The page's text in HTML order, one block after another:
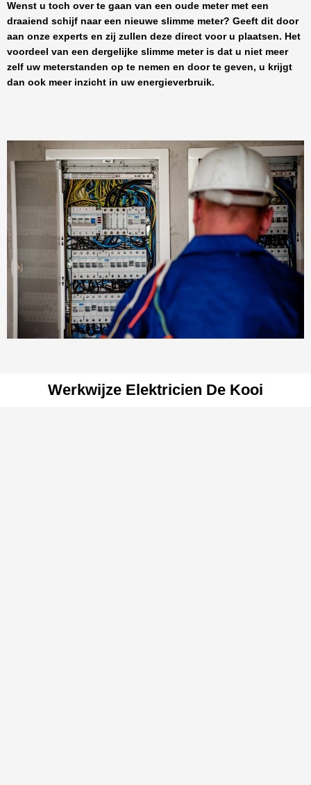
Wenst u toch over te gaan van een oude meter met een
draaiend schijf naar een nieuwe slimme meter? Geeft dit door
aan onze experts en zij zullen deze direct voor u plaatsen. Het
voordeel van een dergelijke slimme meter is dat u niet meer
zelf uw meterstanden op te nemen en door te geven, u krijgt
dan ook meer inzicht in uw energieverbruik.
Werkwijze Elektricien De Kooi